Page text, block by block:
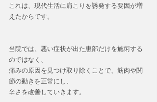
これは、現代生活に肩こりを誘発する要因が増
えたからです。
当院では、悪い症状が出た患部だけを施術する
のではなく、
痛みの原因を見つけ取り除くことで、筋肉や関
節の動きを正常にし、
辛さを改善していきます。